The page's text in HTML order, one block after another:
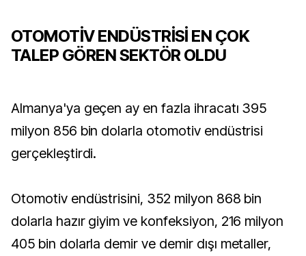
OTOMOTİV ENDÜSTRİSİ EN ÇOK
TALEP GÖREN SEKTÖR OLDU
Almanya'ya geçen ay en fazla ihracatı 395
milyon 856 bin dolarla otomotiv endüstrisi
gerçekleştirdi.
Otomotiv endüstrisini, 352 milyon 868 bin
dolarla hazır giyim ve konfeksiyon, 216 milyon
405 bin dolarla demir ve demir dışı metaller,